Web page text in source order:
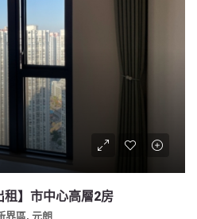
租】市中心高層2房
界區, 元朗